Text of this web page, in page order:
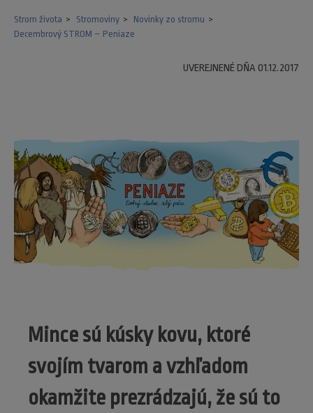
Strom života Stromoviny
Novinky zo stromu
Decembrový STROM – Peniaze
UVEREJNENÉ DŇA 01.12.2017
Mince sú kúsky kovu, ktoré
svojím tvarom a vzhľadom
okamžite prezrádzajú, že sú to